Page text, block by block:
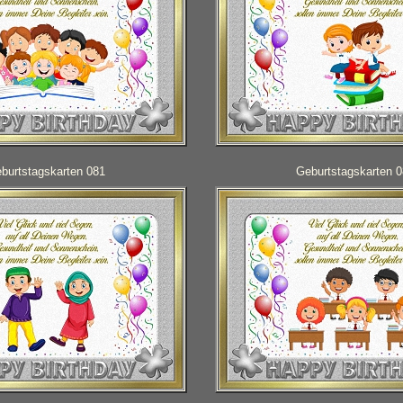
081 Geburtstagskarten